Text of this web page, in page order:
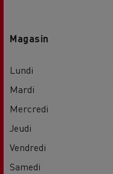
Magasin
Lundi
Mardi
Mercredi
Jeudi
Vendredi
Samedi